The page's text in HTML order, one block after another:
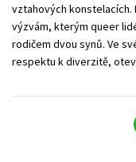
vztahových
výzvám, kterým queer
rodičem dvou synů. Ve
respektu k diverzitě,